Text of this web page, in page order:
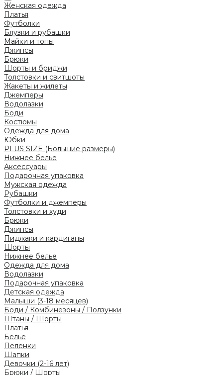
Женская одежда
Платья
Футболки
Блузки и рубашки
Майки и топы
Джинсы
Брюки
Шорты и бриджи
Толстовки и свитшоты
Жакеты и жилеты
Джемперы
Водолазки
Боди
Костюмы
Одежда для дома
Юбки
PLUS SIZE (Большие размеры)
Нижнее белье
Аксессуары
Подарочная упаковка
Мужская одежда
Рубашки
Футболки и джемперы
Толстовки и худи
Брюки
Джинсы
Пиджаки и кардиганы
Шорты
Нижнее белье
Одежда для дома
Водолазки
Подарочная упаковка
Детская одежда
Малыши (3-18 месяцев)
Боди / Комбинезоны / Ползунки
Штаны / Шорты
Платья
Белье
Пеленки
Шапки
Девочки (2-16 лет)
Брюки / Шорты